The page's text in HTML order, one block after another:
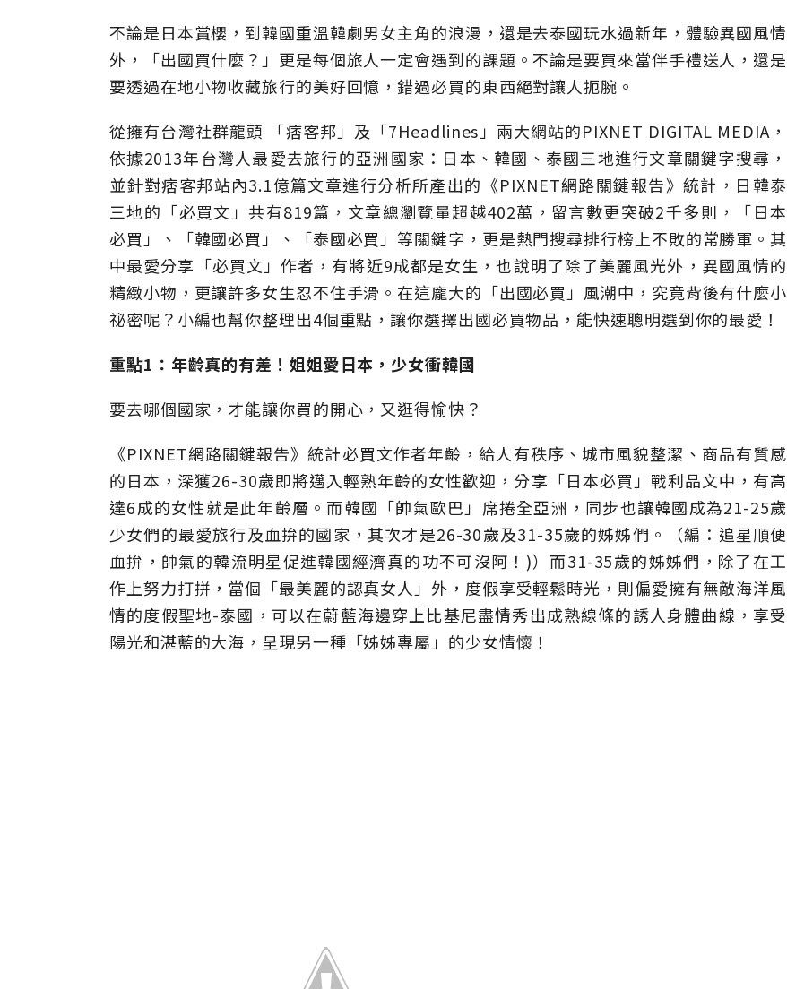
不論是日本賞櫻，到韓國重溫韓劇男女主角的浪漫，還是去泰國玩水過新年，體驗異國風情
外，「出國買什麼？」更是每個旅人一定會遇到的課題。不論是要買來當伴手禮送人，還是
要透過在地小物收藏旅行的美好回憶，錯過必買的東西絕對讓人扼腕。
從擁有台灣社群龍頭 「痞客邦」及「7Headlines」兩大網站的PIXNET DIGITAL MEDIA，
依據2013年台灣人最愛去旅行的亞洲國家：日本、韓國、泰國三地進行文章關鍵字搜尋，
並針對痞客邦站內3.1億篇文章進行分析所產出的《PIXNET網路關鍵報告》統計，日韓泰
三地的「必買文」共有819篇，文章總瀏覽量超越402萬，留言數更突破2千多則，「日本
必買」、「韓國必買」、「泰國必買」等關鍵字，更是熱門搜尋排行榜上不敗的常勝軍。其
中最愛分享「必買文」作者，有將近9成都是女生，也說明了除了美麗風光外，異國風情的
精緻小物，更讓許多女生忍不住手滑。在這龐大的「出國必買」風潮中，究竟背後有什麼小
祕密呢？小編也幫你整理出4個重點，讓你選擇出國必買物品，能快速聰明選到你的最愛！
重點1：年齡真的有差！姐姐愛日本，少女衝韓國
要去哪個國家，才能讓你買的開心，又逛得愉快？
《PIXNET網路關鍵報告》統計必買文作者年齡，給人有秩序、城市風貌整潔、商品有質感
的日本，深獲26-30歲即將邁入輕熟年齡的女性歡迎，分享「日本必買」戰利品文中，有高
達6成的女性就是此年齡層。而韓國「帥氣歐巴」席捲全亞洲，同步也讓韓國成為21-25歲
少女們的最愛旅行及血拚的國家，其次才是26-30歲及31-35歲的姊姊們。（編：追星順便
血拚，帥氣的韓流明星促進韓國經濟真的功不可沒阿！)）而31-35歲的姊姊們，除了在工
作上努力打拼，當個「最美麗的認真女人」外，度假享受輕鬆時光，則偏愛擁有無敵海洋風
情的度假聖地-泰國，可以在蔚藍海邊穿上比基尼盡情秀出成熟線條的誘人身體曲線，享受
陽光和湛藍的大海，呈現另一種「姊姊專屬」的少女情懷！